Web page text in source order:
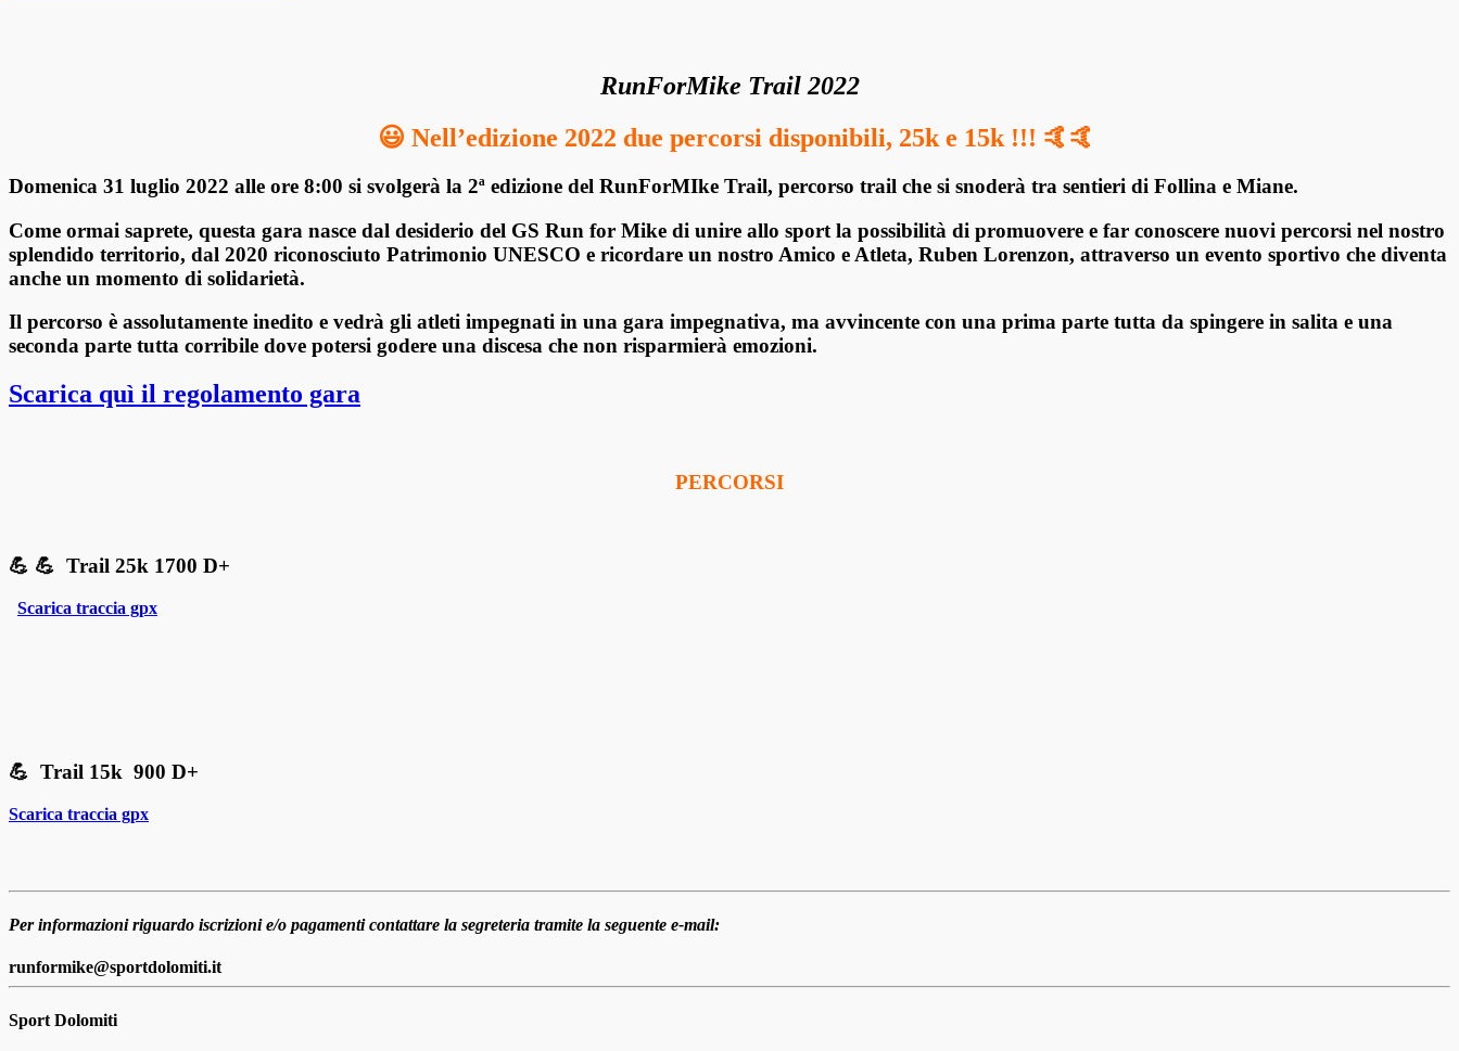
RunForMike Trail 2022
😃 Nell’edizione 2022 due percorsi disponibili, 25k e 15k !!! 🤙🤙
Domenica 31 luglio 2022 alle ore 8:00 si svolgerà la 2ª edizione del RunForMIke Trail, percorso trail che si snoderà tra sentieri di Follina e Miane.
Come ormai saprete, questa gara nasce dal desiderio del GS Run for Mike di unire allo sport la possibilità di promuovere e far conoscere nuovi percorsi nel nostro
splendido territorio, dal 2020 riconosciuto Patrimonio UNESCO e ricordare un nostro Amico e Atleta, Ruben Lorenzon, attraverso un evento sportivo che diventa
anche un momento di solidarietà.
Il percorso è assolutamente inedito e vedrà gli atleti impegnati in una gara impegnativa, ma avvincente con una prima parte tutta da spingere in salita e una
seconda parte tutta corribile dove potersi godere una discesa che non risparmierà emozioni.
Scarica quì il regolamento gara
PERCORSI
💪 💪 Trail 25k 1700 D+
Scarica traccia gpx
💪 Trail 15k 900 D+
Scarica traccia gpx
Per informazioni riguardo iscrizioni e/o pagamenti contattare la segreteria tramite la seguente e-mail:
runformike@sportdolomiti.it
Sport Dolomiti